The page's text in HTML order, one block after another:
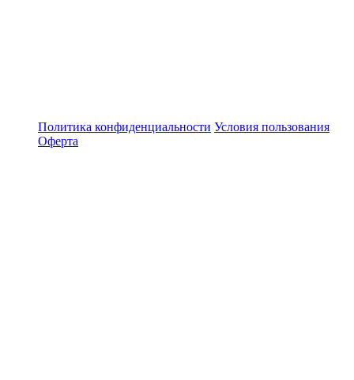
Политика конфиденциальности Условия пользования
Оферта